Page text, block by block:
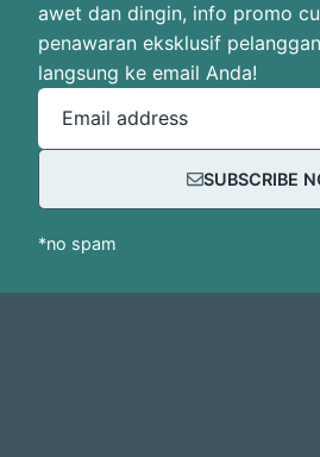
awet dan dingin, info promo
penawaran eksklusif
langsung ke email Anda!
Email address
SUBSCRIBE
*no spam